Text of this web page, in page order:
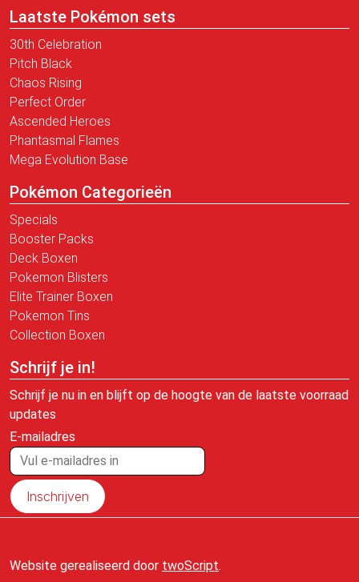
Laatste Pokémon sets
30th Celebration
Pitch Black
Chaos Rising
Perfect Order
Ascended Heroes
Phantasmal Flames
Mega Evolution Base
Pokémon Categorieën
Specials
Booster Packs
Deck Boxen
Pokemon Blisters
Elite Trainer Boxen
Pokemon Tins
Collection Boxen
Schrijf je in!
Schrijf je nu in en blijft op de hoogte van de laatste voorraad
updates
E-mailadres
Inschrijven
Website gerealiseerd door twoScript.